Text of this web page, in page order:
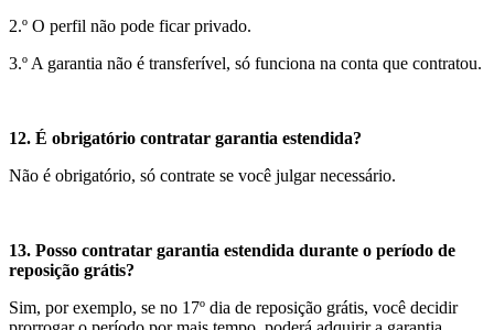
2.º O perfil não pode ficar privado.
3.º A garantia não é transferível, só funciona na conta que contratou.
12. É obrigatório contratar garantia estendida?
Não é obrigatório, só contrate se você julgar necessário.
13. Posso contratar garantia estendida durante o período de
reposição grátis?
Sim, por exemplo, se no 17º dia de reposição grátis, você decidir